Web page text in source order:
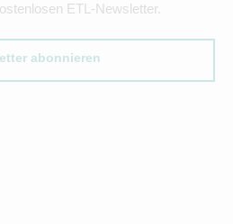
ETL-Newsletter.
abonnieren